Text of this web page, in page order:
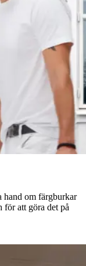
hand om färgburkar
att göra det på